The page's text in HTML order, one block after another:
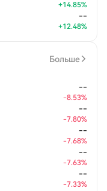
+14.85%
--
+12.48%
Больше
--
-8.53%
--
-7.80%
--
-7.68%
--
-7.63%
--
-7.33%